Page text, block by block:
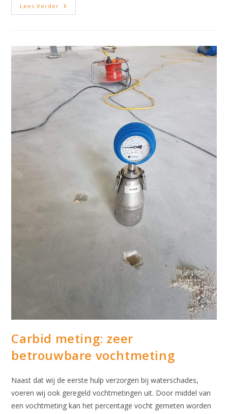
Lees Verder Droogapparatuur
Plaatsen
Carbid meting: zeer
betrouwbare vochtmeting
Naast dat wij de eerste hulp verzorgen bij waterschades,
voeren wij ook geregeld vochtmetingen uit. Door middel van
een vochtmeting kan het percentage vocht gemeten worden